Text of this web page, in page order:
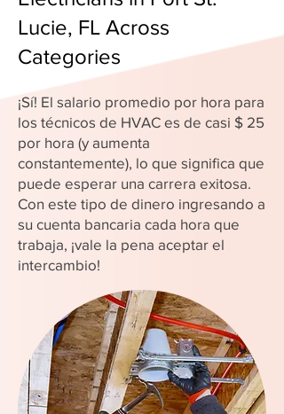
Lucie, FL Across
Categories
¡Sí! El salario promedio por hora para
los técnicos de HVAC es de casi $ 25
por hora (y aumenta
constantemente), lo que significa que
puede esperar una carrera exitosa.
Con este tipo de dinero ingresando a
su cuenta bancaria cada hora que
trabaja, ¡vale la pena aceptar el
intercambio!